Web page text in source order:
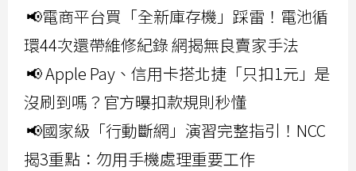
📢電商平台買「全新庫存機」踩雷！電池循
環44次還帶維修紀錄 網揭無良賣家手法
📢 Apple Pay、信用卡搭北捷「只扣1元」是
沒刷到嗎？官方曝扣款規則秒懂
📢國家級「行動斷網」演習完整指引！NCC
揭3重點：勿用手機處理重要工作